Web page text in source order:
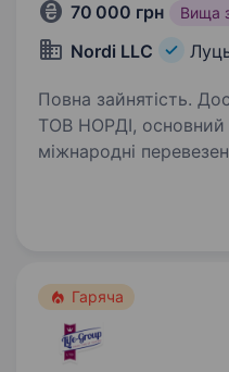
70 000 грн Вища
Nordi LLC
Повна зайнятість.
ТОВ НОРДІ, основний
міжнародні перевезення.
Гаряча